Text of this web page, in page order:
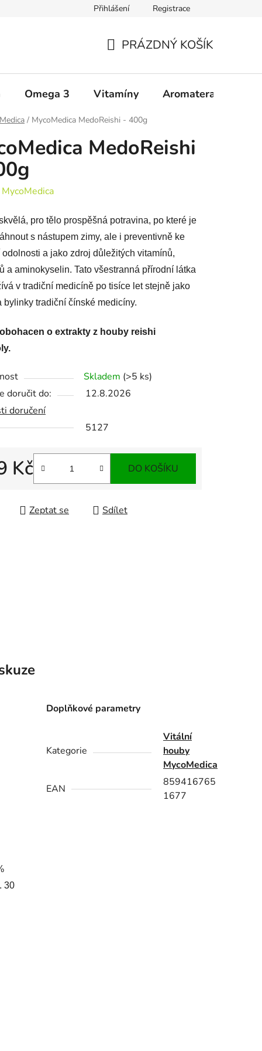
Zásady ochrany osobních údajů Upozornění
Přihlášení Registrace
KOŠÍK
PRÁZDNÝ KOŠÍK
Omega 3 Vitamíny Aromaterapie
/ MycoMedica MedoReishi - 400g
MedoReishi
MycoMedica
pro tělo prospěšná potravina, po které je
s nástupem zimy, ale i preventivně ke
a jako zdroj důležitých vitamínů,
a aminokyselin. Tato všestranná přírodní látka
v tradiční medicíně po tisíce let stejně jako
bylinky tradiční čínské medicíny.
obohacen o extrakty z houby reishi
Skladem (>5 ks)
doručit do:
12.8.2026
doručení
5127
Kč DO KOŠÍKU
Zeptat se Sdílet
30
Doplňkové parametry
Kategorie
Vitální
houby
MycoMedica
EAN
859416765
1677